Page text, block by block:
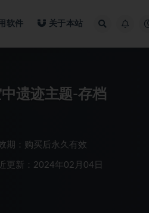
软件 关于本站
遗迹主题-存档
期：购买后永久有效
更新：2024年02月04日